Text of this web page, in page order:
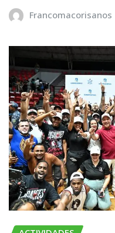
Francomacorisanos